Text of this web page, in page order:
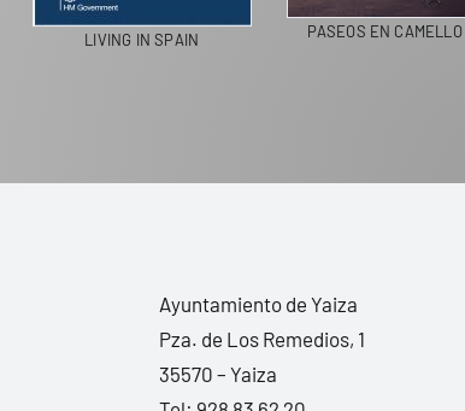
LIVING IN SPAIN PASEOS EN CAMELLO
Ayuntamiento de Yaiza
Pza. de Los Remedios, 1
35570 – Yaiza